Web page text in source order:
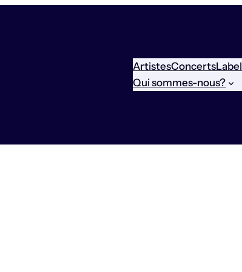
ArtistesConcertsLabel
Qui sommes-nous?